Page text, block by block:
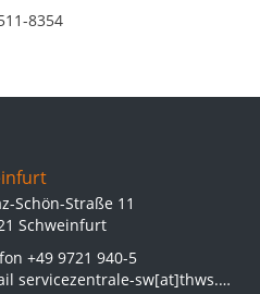
8354
Schön-Straße 11
Schweinfurt
+49 9721 940-5
servicezentrale-sw[at]thws.de